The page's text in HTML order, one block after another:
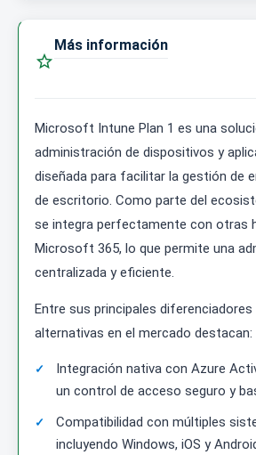

Más información
Microsoft Intune Plan 1 es una
administración de dispositivos y
diseñada para facilitar la gestión de
de escritorio. Como parte del
se integra perfectamente con otras
Microsoft 365, lo que permite una
centralizada y eficiente.
Entre sus principales
alternativas en el mercado destacan:
Integración nativa con Azure
un control de acceso seguro y
Compatibilidad con múltiples
incluyendo Windows, iOS y